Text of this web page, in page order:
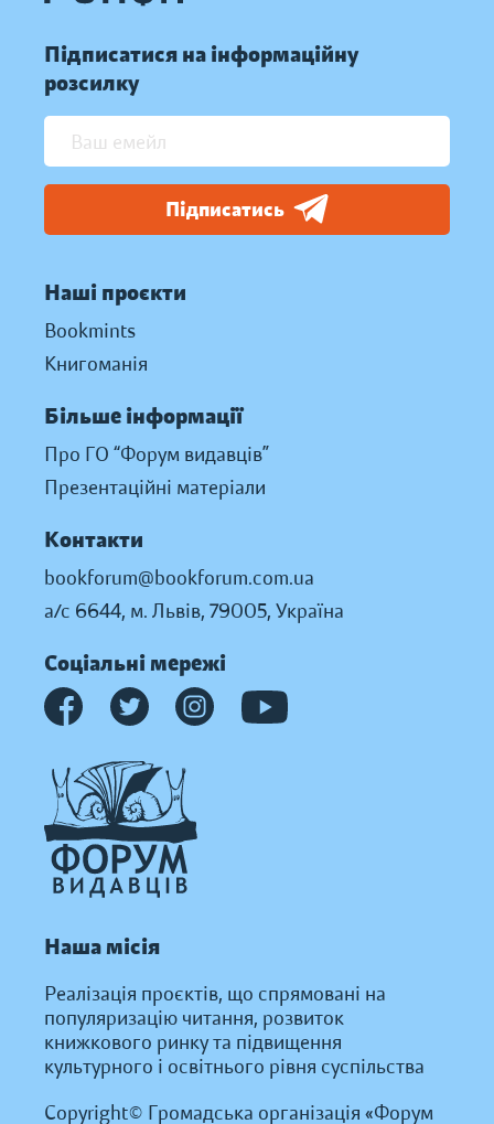
Підписатися на інформаційну
розсилку
Підписатись
Наші проєкти
Bookmints
Книгоманія
Більше інформації
Про ГО “Форум видавців”
Презентаційні матеріали
Контакти
bookforum@bookforum.com.ua
а/с 6644, м. Львів, 79005, Україна
Соціальні мережі
Наша місія
Реалізація проєктів, що спрямовані на
популяризацію читання, розвиток
книжкового ринку та підвищення
культурного і освітнього рівня суспільства
Copyright© Громадська організація «Форум